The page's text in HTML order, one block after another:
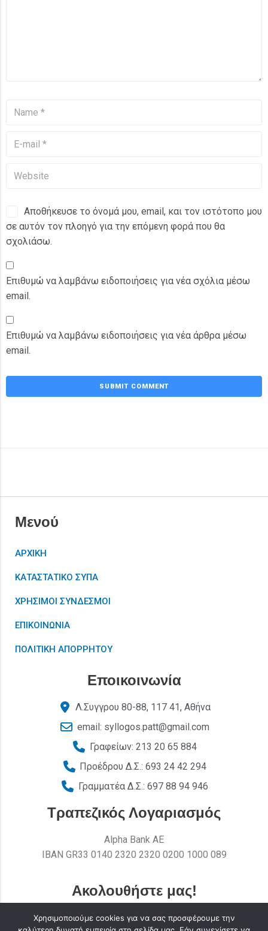
Αποθήκευσε το όνομά μου, email, και τον ιστότοπο μου
σε αυτόν τον πλοηγό για την επόμενη φορά που θα
σχολιάσω.
Επιθυμώ να λαμβάνω ειδοποιήσεις για νέα σχόλια μέσω
email.
Επιθυμώ να λαμβάνω ειδοποιήσεις για νέα άρθρα μέσω
email.
Μενού
ΑΡΧΙΚΗ
ΚΑΤΑΣΤΑΤΙΚΟ ΣΥΠΑ
ΧΡΗΣΙΜΟΙ ΣΥΝΔΕΣΜΟΙ
ΕΠΙΚΟΙΝΩΝΙΑ
ΠΟΛΙΤΙΚΗ ΑΠΟΡΡΗΤΟΥ
Εποικοινωνία
Λ.Συγγρου 80-88, 117 41, Αθήνα
email: syllogos.patt@gmail.com
Γραφείων: 213 20 65 884
Προέδρου Δ.Σ.: 693 24 42 294
Γραμματέα Δ.Σ.: 697 88 94 946
Τραπεζικός Λογαριασμός
Alpha Bank AE
ΙΒΑΝ GR33 0140 2320 2320 0200 1000 089
Ακολουθήστε μας!
Χρησιμοποιούμε cookies για να σας προσφέρουμε την